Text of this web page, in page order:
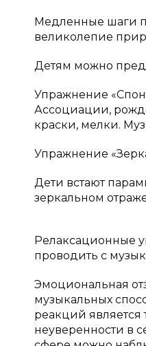
Медленные шаги
великолепие
Детям можно
Упражнение
Ассоциации,
краски, мелки.
Упражнение
Дети встают
зеркальном
Релаксационные
проводить с
Эмоциональная
музыкальных
реакций является
неуверенности в